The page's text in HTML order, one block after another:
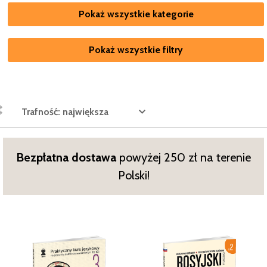
Pokaż wszystkie kategorie
Pokaż wszystkie filtry
Trafność: największa
Bezpłatna dostawapowyżej 250 zł na terenie
Polski!